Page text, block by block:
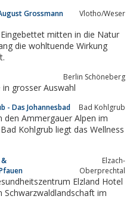
Grossmann
Vlotho/Weser
mitten in die Natur
die wohltuende Wirkung
Berlin Schöneberg
in grosser Auswahl
- Das Johannesbad Bad Kohlgrub
Ammergauer Alpen im
Kohlgrub liegt das Wellness
&
Elzach-
Oberprechtal
Elzland Hotel
Schwarzwaldlandschaft im